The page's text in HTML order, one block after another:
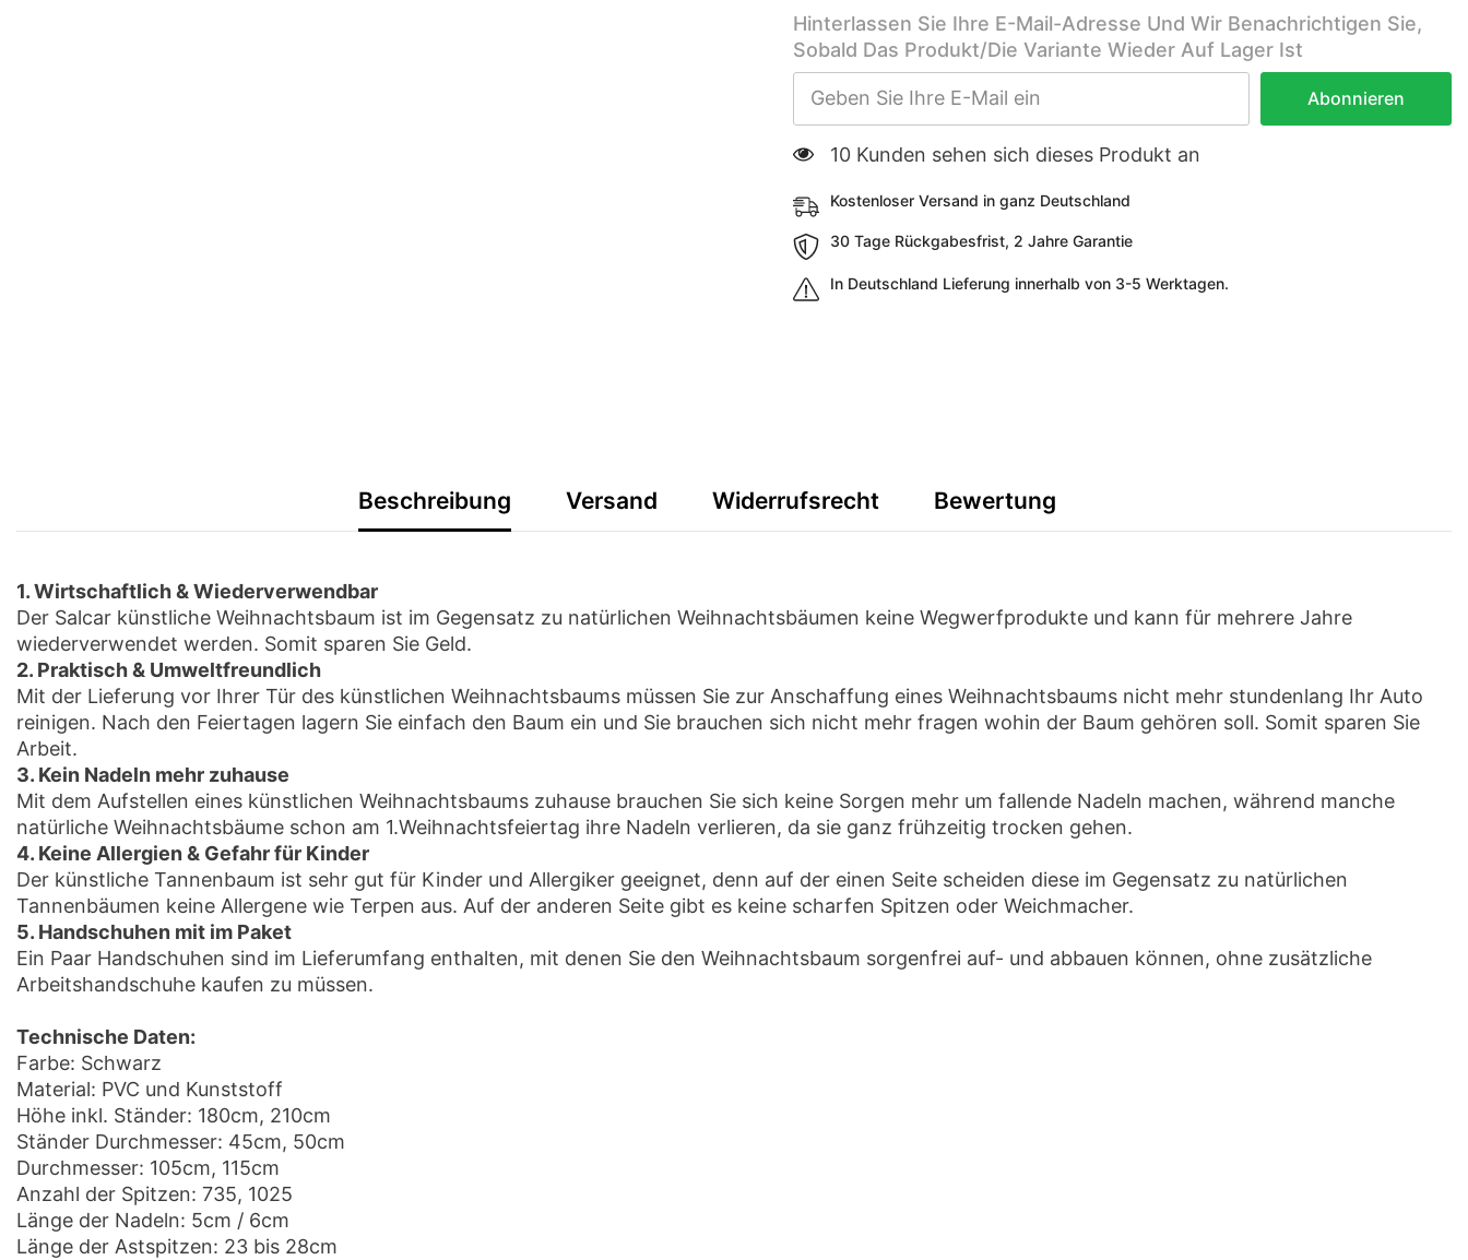
Hinterlassen Sie Ihre E-Mail-Adresse Und Wir Benachrichtigen Sie,
Sobald Das Produkt/die Variante Wieder Auf Lager Ist
Abonnieren
185 Kunden sehen sich dieses Produkt an
Kostenloser Versand in ganz Deutschland
30 Tage Rückgabesfrist, 2 Jahre Garantie
In Deutschland Lieferung innerhalb von 3-5 Werktagen.
Beschreibung Versand Widerrufsrecht Bewertung
1. Wirtschaftlich & Wiederverwendbar
Der Salcar künstliche Weihnachtsbaum ist im Gegensatz zu natürlichen Weihnachtsbäumen keine Wegwerfprodukte und kann für mehrere Jahre
wiederverwendet werden. Somit sparen Sie Geld.
2. Praktisch & Umweltfreundlich
Mit der Lieferung vor Ihrer Tür des künstlichen Weihnachtsbaums müssen Sie zur Anschaffung eines Weihnachtsbaums nicht mehr stundenlang Ihr Auto
reinigen. Nach den Feiertagen lagern Sie einfach den Baum ein und Sie brauchen sich nicht mehr fragen wohin der Baum gehören soll. Somit sparen Sie
Arbeit.
3. Kein Nadeln mehr zuhause
Mit dem Aufstellen eines künstlichen Weihnachtsbaums zuhause brauchen Sie sich keine Sorgen mehr um fallende Nadeln machen, während manche
natürliche Weihnachtsbäume schon am 1.Weihnachtsfeiertag ihre Nadeln verlieren, da sie ganz frühzeitig trocken gehen.
4. Keine Allergien & Gefahr für Kinder
Der künstliche Tannenbaum ist sehr gut für Kinder und Allergiker geeignet, denn auf der einen Seite scheiden diese im Gegensatz zu natürlichen
Tannenbäumen keine Allergene wie Terpen aus. Auf der anderen Seite gibt es keine scharfen Spitzen oder Weichmacher.
5. Handschuhen mit im Paket
Ein Paar Handschuhen sind im Lieferumfang enthalten, mit denen Sie den Weihnachtsbaum sorgenfrei auf- und abbauen können, ohne zusätzliche
Arbeitshandschuhe kaufen zu müssen.
Technische Daten:
Farbe: Schwarz
Material: PVC und Kunststoff
Höhe inkl. Ständer: 180cm, 210cm
Ständer Durchmesser: 45cm, 50cm
Durchmesser: 105cm, 115cm
Anzahl der Spitzen: 735, 1025
Länge der Nadeln: 5cm / 6cm
Länge der Astspitzen: 23 bis 28cm